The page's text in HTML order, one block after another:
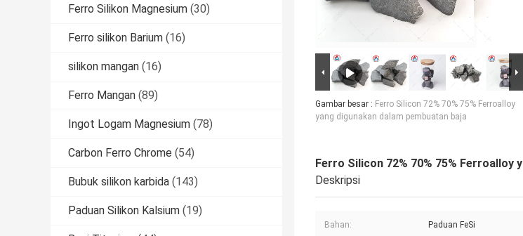
Ferro Silikon Magnesium (30)
Ferro silikon Barium (16)
silikon mangan (16)
Ferro Mangan (89)
Ingot Logam Magnesium (78)
Carbon Ferro Chrome (54)
Bubuk silikon karbida (143)
Paduan Silikon Kalsium (19)
Gambar besar : Ferro Silicon 72% 70% 75% Ferroalloy
yang digunakan dalam pembuatan baja
Ferro Silicon 72% 70% 75% Ferroalloy
Deskripsi
Bahan: Paduan FeSi